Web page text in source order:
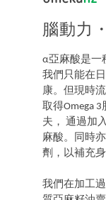
腦動力
α亞麻酸是一
我們只能在
康。但現時
取得Omega
夫， 通過加
麻酸。同時
劑，以補充
我們在加工